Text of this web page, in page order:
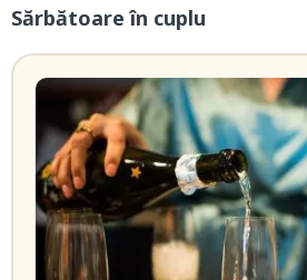
Sărbătoare în cuplu